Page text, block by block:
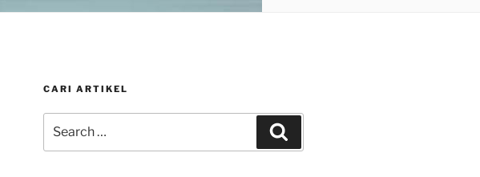
CARI ARTIKEL
for: